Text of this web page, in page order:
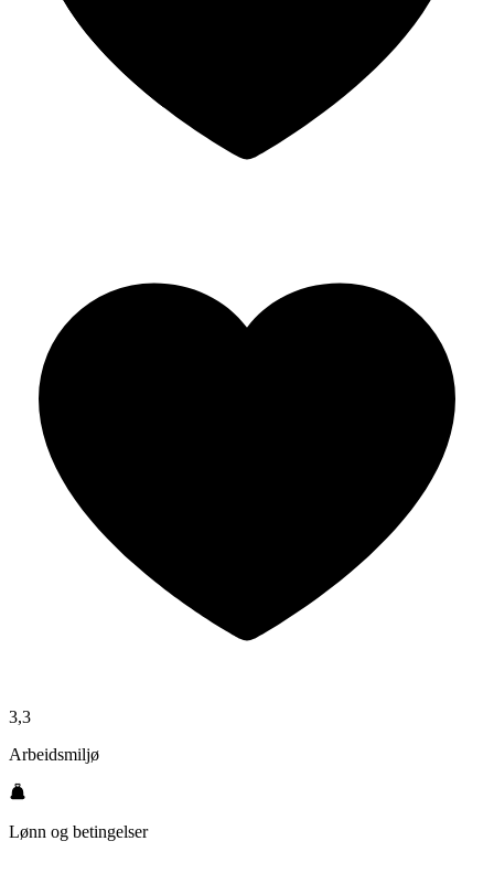
3,3
Arbeidsmiljø
Lønn og betingelser